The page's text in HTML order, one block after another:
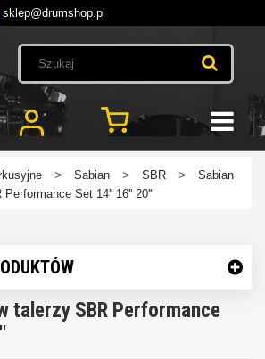
sklep@drumshop.pl
> Sabian > SBR >
Sabian
Set 14'' 16'' 20''
talerzy SBR Performance